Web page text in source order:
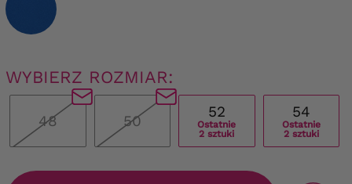
WYBIERZ ROZMIAR:
48 50
52
Ostatnie
2 sztuki
54
Ostatnie
2 sztuki